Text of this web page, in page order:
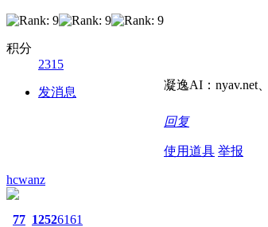
积分
2315
发消息
凝逸AI：nyav.net
回复
使用道具 举报
hcwanz
77 12526161